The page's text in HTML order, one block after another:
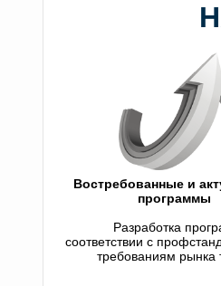
Востребованные и
программы
Разработка
соответствии с
требованиям рынка